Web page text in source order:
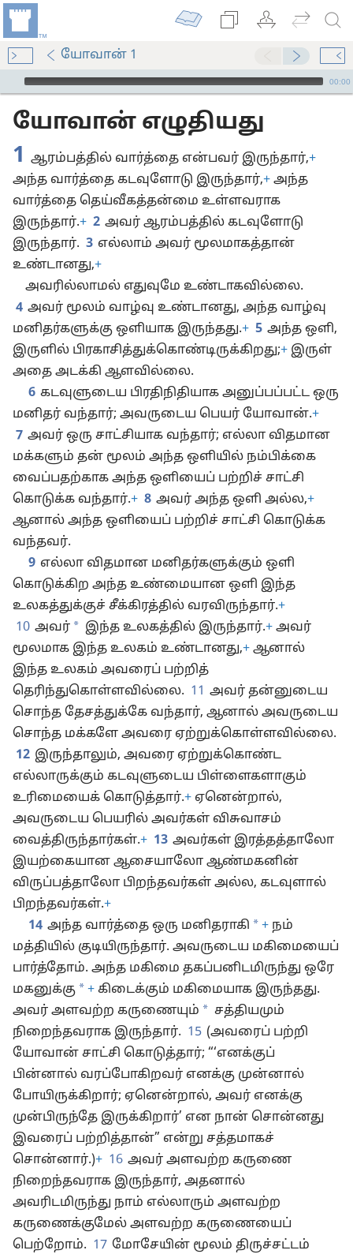
யோவான் 1
Audio Player
00:00
யோவான் எழுதியது
1 ஆரம்பத்தில் வார்த்தை என்பவர் இருந்தார்,+
அந்த வார்த்தை கடவுளோடு இருந்தார்,+ அந்த
வார்த்தை தெய்வீகத்தன்மை உள்ளவராக
இருந்தார்.+ 2 அவர் ஆரம்பத்தில் கடவுளோடு
இருந்தார். 3 எல்லாம் அவர் மூலமாகத்தான்
உண்டானது,+
அவரில்லாமல் எதுவுமே உண்டாகவில்லை.
4 அவர் மூலம் வாழ்வு உண்டானது, அந்த வாழ்வு
மனிதர்களுக்கு ஒளியாக இருந்தது.+ 5 அந்த ஒளி,
இருளில் பிரகாசித்துக்கொண்டிருக்கிறது;+ இருள்
அதை அடக்கி ஆளவில்லை.
6 கடவுளுடைய பிரதிநிதியாக அனுப்பப்பட்ட ஒரு
மனிதர் வந்தார்; அவருடைய பெயர் யோவான்.+
7 அவர் ஒரு சாட்சியாக வந்தார்; எல்லா விதமான
மக்களும் தன் மூலம் அந்த ஒளியில் நம்பிக்கை
வைப்பதற்காக அந்த ஒளியைப் பற்றிச் சாட்சி
கொடுக்க வந்தார்.+ 8 அவர் அந்த ஒளி அல்ல,+
ஆனால் அந்த ஒளியைப் பற்றிச் சாட்சி கொடுக்க
வந்தவர்.
9 எல்லா விதமான மனிதர்களுக்கும் ஒளி
கொடுக்கிற அந்த உண்மையான ஒளி இந்த
உலகத்துக்குச் சீக்கிரத்தில் வரவிருந்தார்.+
10 அவர் * இந்த உலகத்தில் இருந்தார்.+ அவர்
மூலமாக இந்த உலகம் உண்டானது,+ ஆனால்
இந்த உலகம் அவரைப் பற்றித்
தெரிந்துகொள்ளவில்லை. 11 அவர் தன்னுடைய
சொந்த தேசத்துக்கே வந்தார், ஆனால் அவருடைய
சொந்த மக்களே அவரை ஏற்றுக்கொள்ளவில்லை.
12 இருந்தாலும், அவரை ஏற்றுக்கொண்ட
எல்லாருக்கும் கடவுளுடைய பிள்ளைகளாகும்
உரிமையைக் கொடுத்தார்.+ ஏனென்றால்,
அவருடைய பெயரில் அவர்கள் விசுவாசம்
வைத்திருந்தார்கள்.+ 13 அவர்கள் இரத்தத்தாலோ
இயற்கையான ஆசையாலோ ஆண்மகனின்
விருப்பத்தாலோ பிறந்தவர்கள் அல்ல, கடவுளால்
பிறந்தவர்கள்.+
14 அந்த வார்த்தை ஒரு மனிதராகி * + நம்
மத்தியில் குடியிருந்தார். அவருடைய மகிமையைப்
பார்த்தோம். அந்த மகிமை தகப்பனிடமிருந்து ஒரே
மகனுக்கு * + கிடைக்கும் மகிமையாக இருந்தது.
அவர் அளவற்ற கருணையும் * சத்தியமும்
நிறைந்தவராக இருந்தார். 15 (அவரைப் பற்றி
யோவான் சாட்சி கொடுத்தார்; “‘எனக்குப்
பின்னால் வரப்போகிறவர் எனக்கு முன்னால்
போயிருக்கிறார்; ஏனென்றால், அவர் எனக்கு
முன்பிருந்தே இருக்கிறார்’ என நான் சொன்னது
இவரைப் பற்றித்தான்” என்று சத்தமாகச்
சொன்னார்.)+ 16 அவர் அளவற்ற கருணை
நிறைந்தவராக இருந்தார், அதனால்
அவரிடமிருந்து நாம் எல்லாரும் அளவற்ற
கருணைக்குமேல் அளவற்ற கருணையைப்
பெற்றோம். 17 மோசேயின் மூலம் திருச்சட்டம்